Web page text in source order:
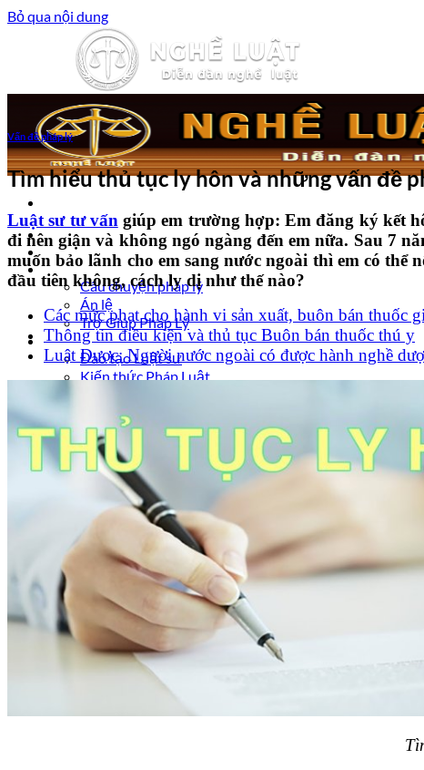
Bỏ qua nội dung
Trang chủ
Luật sư tư vấn
Vấn đề pháp lý
Câu chuyện pháp lý
Án lệ
Trợ Giúp Pháp Lý
Nghề Luật
Đào tạo Luật sư
Kiến thức Pháp Luật
Kinh nghiệm – Kỹ năng
Tin tức pháp luật
Vấn đề pháp lý
Tìm hiểu thủ tục ly hôn và những vấn đề
Luật sư tư vấn giúp em trường hợp: Em đăng ký kết
đi nên giận và không ngó ngàng đến em nữa. Sau 7
muốn bảo lãnh cho em sang nước ngoài thì em có
đầu tiên không, cách ly dị như thế nào?
Các mức phạt cho hành vi sản xuất, buôn bán thuốc
Thông tin điều kiện và thủ tục Buôn bán thuốc thú y
Luật Dược: Người nước ngoài có được hành nghề